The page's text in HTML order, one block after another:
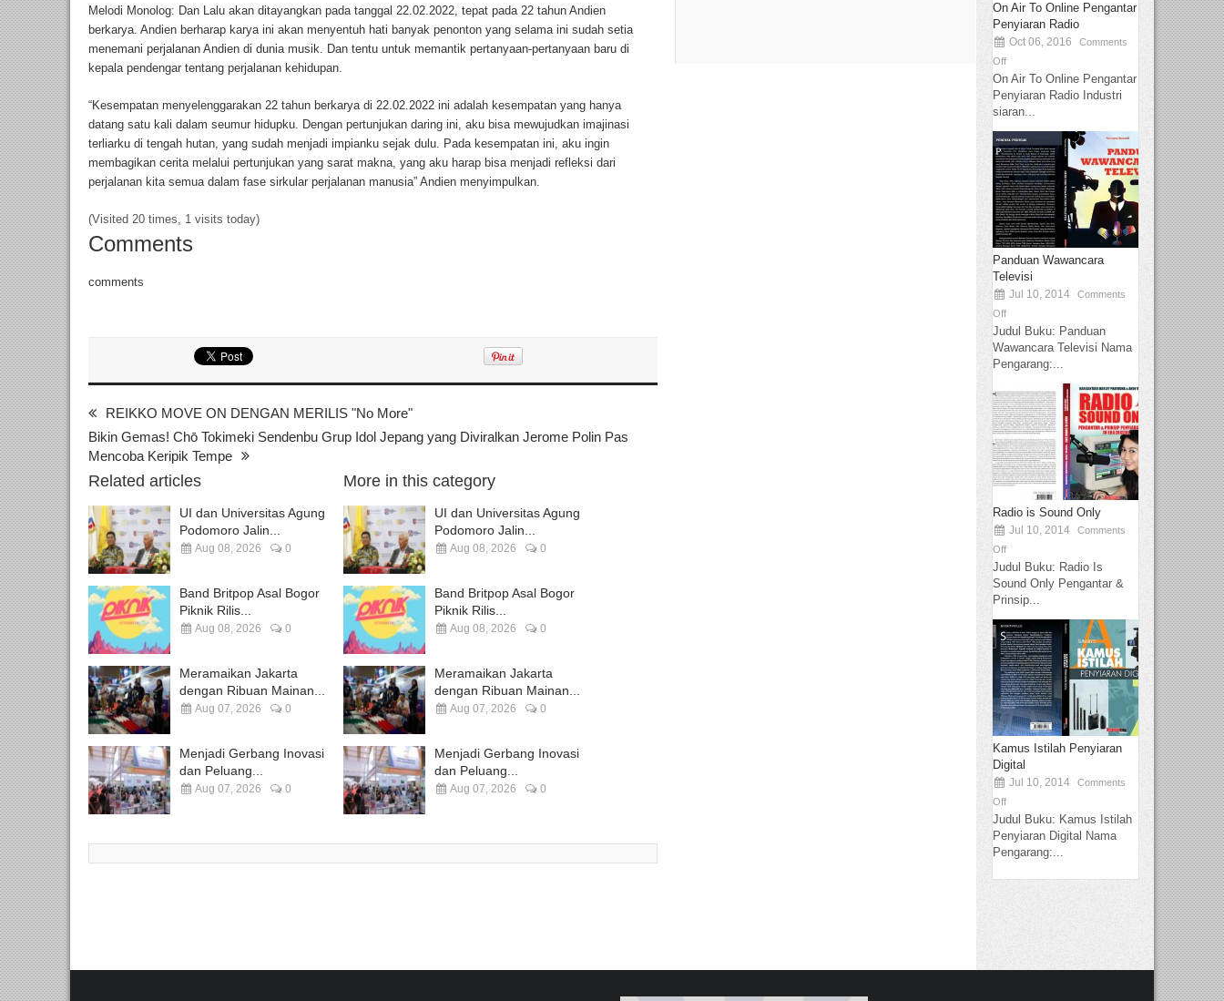
Melodi Monolog: Dan Lalu akan ditayangkan pada tanggal 22.02.2022, tepat pada 22 tahun Andien
berkarya. Andien berharap karya ini akan menyentuh hati banyak penonton yang selama ini sudah setia
menemani perjalanan Andien di dunia musik. Dan tentu untuk memantik pertanyaan-pertanyaan baru di
kepala pendengar tentang perjalanan kehidupan.
“Kesempatan menyelenggarakan 22 tahun berkarya di 22.02.2022 ini adalah kesempatan yang hanya
datang satu kali dalam seumur hidupku. Dengan pertunjukan daring ini, aku bisa mewujudkan imajinasi
terliarku di tengah hutan, yang sudah menjadi impianku sejak dulu. Pada kesempatan ini, aku ingin
membagikan cerita melalui pertunjukan yang sarat makna, yang aku harap bisa menjadi refleksi dari
perjalanan kita semua dalam fase sirkular perjalanan manusia” Andien menyimpulkan.
(Visited 20 times, 1 visits today)
Comments
comments
REIKKO MOVE ON DENGAN MERILIS "No More"
Bikin Gemas! Chō Tokimeki Sendenbu Grup Idol Jepang yang Diviralkan Jerome Polin Pas
Mencoba Keripik Tempe
Related articles
UI dan Universitas Agung
Podomoro Jalin...
Aug 08, 2026 0
Band Britpop Asal Bogor
Piknik Rilis...
Aug 08, 2026 0
Meramaikan Jakarta
dengan Ribuan Mainan...
Aug 07, 2026 0
Menjadi Gerbang Inovasi
dan Peluang...
Aug 07, 2026 0
More in this category
UI dan Universitas Agung
Podomoro Jalin...
Aug 08, 2026 0
Band Britpop Asal Bogor
Piknik Rilis...
Aug 08, 2026 0
Meramaikan Jakarta
dengan Ribuan Mainan...
Aug 07, 2026 0
Menjadi Gerbang Inovasi
dan Peluang...
Aug 07, 2026 0
On Air To Online Pengantar
Penyiaran Radio
Oct 06, 2016
Comments
Off
On Air To Online Pengantar
Penyiaran Radio Industri
siaran...
Panduan Wawancara
Televisi
Jul 10, 2014
Comments
Off
Judul Buku: Panduan
Wawancara Televisi Nama
Pengarang:...
Radio is Sound Only
Jul 10, 2014
Comments
Off
Judul Buku: Radio Is
Sound Only Pengantar &
Prinsip...
Kamus Istilah Penyiaran
Digital
Jul 10, 2014
Comments
Off
Judul Buku: Kamus Istilah
Penyiaran Digital Nama
Pengarang:...